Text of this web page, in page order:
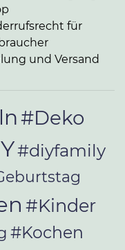
für
und Versand
#Deko
#diyfamily
#Kinder
#Kochen